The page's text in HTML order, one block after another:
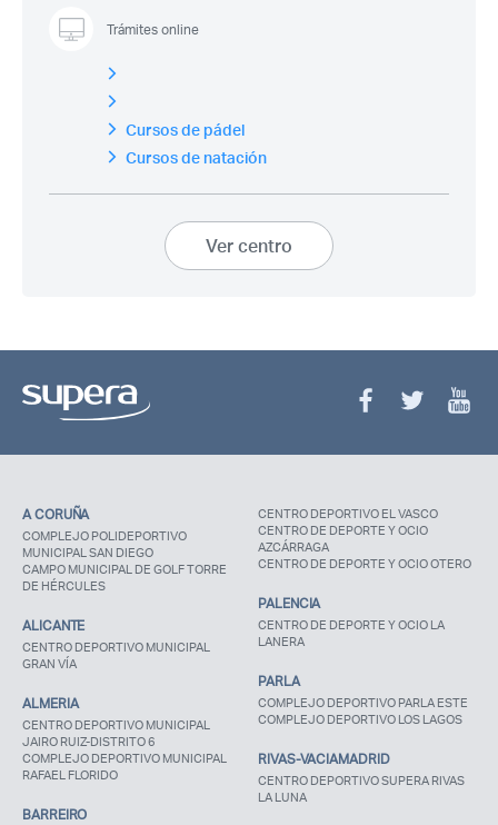
Trámites online
Cursos de pádel
Cursos de natación
Ver centro
A CORUÑA
COMPLEJO POLIDEPORTIVO
MUNICIPAL SAN DIEGO
CAMPO MUNICIPAL DE GOLF TORRE
DE HÉRCULES
ALICANTE
CENTRO DEPORTIVO MUNICIPAL
GRAN VÍA
ALMERIA
CENTRO DEPORTIVO MUNICIPAL
JAIRO RUIZ-DISTRITO 6
COMPLEJO DEPORTIVO MUNICIPAL
RAFAEL FLORIDO
BARREIRO
CENTRO DEPORTIVO EL VASCO
CENTRO DE DEPORTE Y OCIO
AZCÁRRAGA
CENTRO DE DEPORTE Y OCIO OTERO
PALENCIA
CENTRO DE DEPORTE Y OCIO LA
LANERA
PARLA
COMPLEJO DEPORTIVO PARLA ESTE
COMPLEJO DEPORTIVO LOS LAGOS
RIVAS-VACIAMADRID
CENTRO DEPORTIVO SUPERA RIVAS
LA LUNA